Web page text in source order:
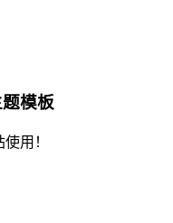
模板
用！